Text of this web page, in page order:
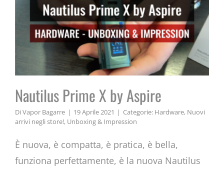
Nautilus Prime X by Aspire
Di Vapor Bagarre | 19 Aprile 2021 | Categorie: Hardware, Nuovi
arrivi negli store!, Unboxing & Impression
È nuova, è compatta, è pratica, è bella,
funziona perfettamente, è la nuova Nautilus